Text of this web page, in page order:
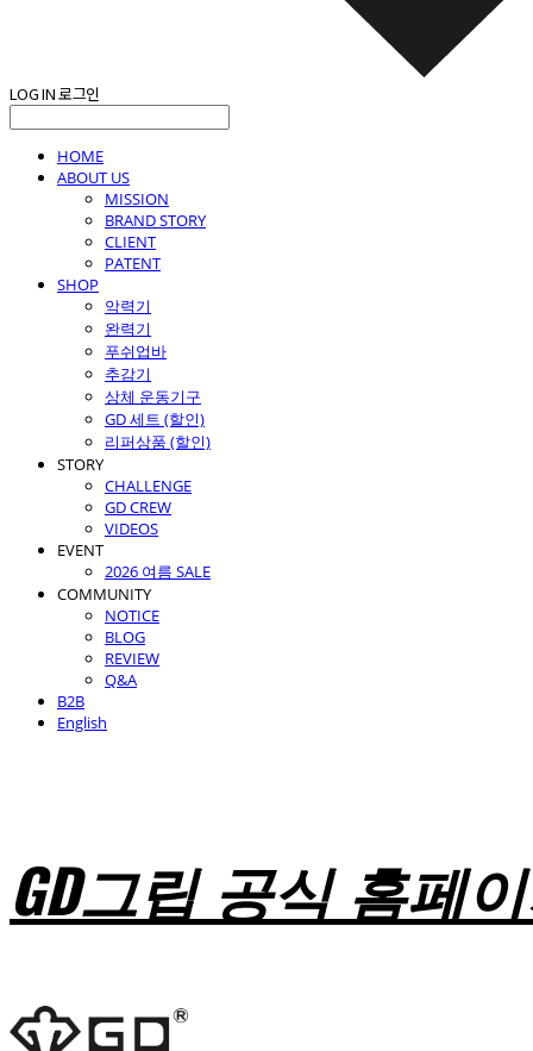
LOG IN로그인
HOME
ABOUT US
MISSION
BRAND STORY
CLIENT
PATENT
SHOP
악력기
완력기
푸쉬업바
추감기
상체 운동기구
GD 세트 (할인)
리퍼상품 (할인)
STORY
CHALLENGE
GD CREW
VIDEOS
EVENT
2026 여름 SALE
COMMUNITY
NOTICE
BLOG
REVIEW
Q&A
B2B
English
GD그립 공식 홈페